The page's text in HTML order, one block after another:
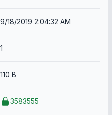
9/18/2019 2:04:32 AM
1
110 B
3583555